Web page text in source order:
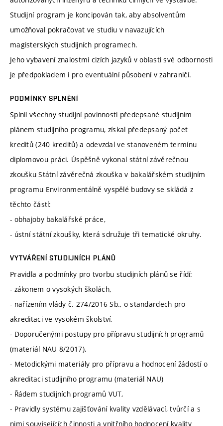
Studijní program je koncipován tak, aby absolventům
umožňoval pokračovat ve studiu v navazujících
magisterských studijních programech.
Jeho vybavení znalostmi cizích jazyků v oblasti své odbornosti
je předpokladem i pro eventuální působení v zahraničí.
PODMÍNKY SPLNĚNÍ
Splnil všechny studijní povinnosti předepsané studijním
plánem studijního programu, získal předepsaný počet
kreditů (240 kreditů) a odevzdal ve stanoveném termínu
diplomovou práci. Úspěšně vykonal státní závěrečnou
zkoušku Státní závěrečná zkouška v bakalářském studijním
programu Environmentálně vyspělé budovy se skládá z
těchto částí:
- obhajoby bakalářské práce,
- ústní státní zkoušky, která sdružuje tři tematické okruhy.
VYTVÁŘENÍ STUDIJNÍCH PLÁNŮ
Pravidla a podmínky pro tvorbu studijních plánů se řídí:
- zákonem o vysokých školách,
- nařízením vlády č. 274/2016 Sb., o standardech pro
akreditaci ve vysokém školství,
- Doporučenými postupy pro přípravu studijních programů
(materiál NAU 8/2017),
- Metodickými materiály pro přípravu a hodnocení žádostí o
akreditaci studijního programu (materiál NAU)
- Řádem studijních programů VUT,
- Pravidly systému zajišťování kvality vzdělávací, tvůrčí a s
nimi souvisejících činnosti a vnitřního hodnocení kvality